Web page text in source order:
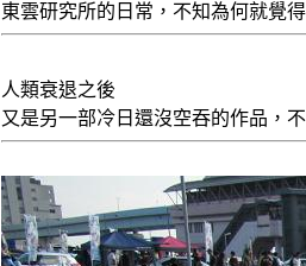
東雲研究所的日常，不知為何就覺
人類衰退之後
又是另一部冷日還沒空吞的作品，